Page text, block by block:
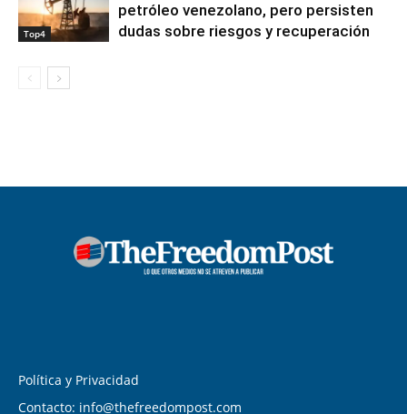
Top4
petróleo venezolano, pero persisten
dudas sobre riesgos y recuperación
Política y Privacidad
Contacto: info@thefreedompost.com